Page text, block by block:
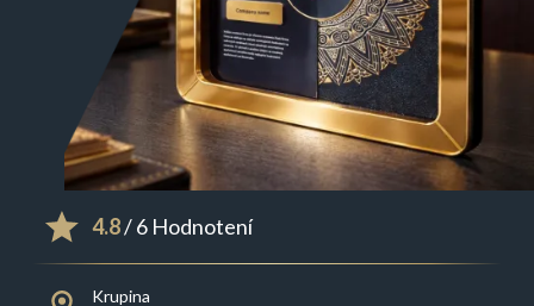
4.8/ 6 Hodnotení
Krupina